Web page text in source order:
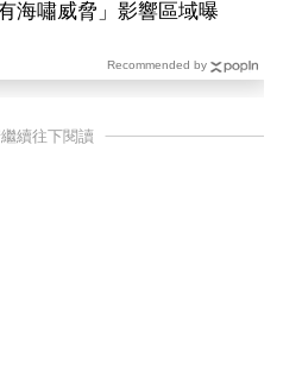
有海嘯威脅」影響區域曝
Recommended by
續往下閱讀